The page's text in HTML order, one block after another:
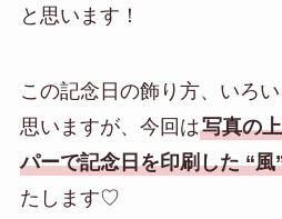
と思います！
この記念日の飾り方、いろ
思いますが、今回は写真の
パーで記念日を印刷した “風
たします♡